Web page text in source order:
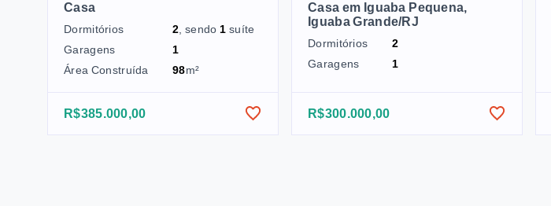
Casa
Dormitórios 2, sendo1 suíte
Garagens
1
Área Construída
98m²
R$385.000,00
Casa em Iguaba Pequena,
Iguaba Grande/RJ
Dormitórios
2
Garagens
1
R$300.000,00